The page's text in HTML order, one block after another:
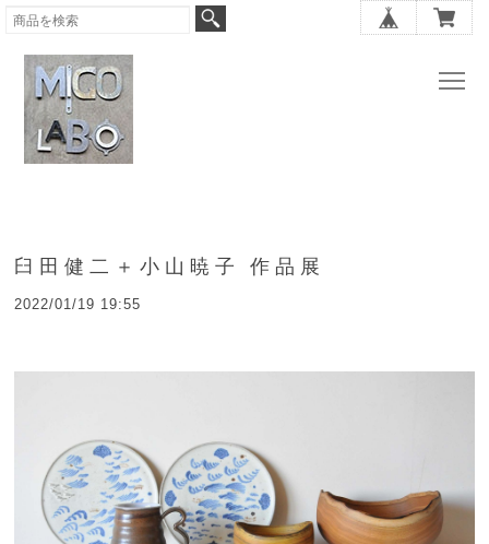
臼田健二＋小山暁子 作品展
2022/01/19 19:55